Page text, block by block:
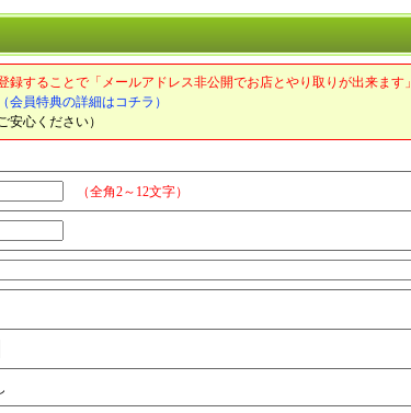
することで「メールアドレス非公開でお店とやり取りが出来ます」
（会員特典の詳細はコチラ）
安心ください）
（全角2～12文字）